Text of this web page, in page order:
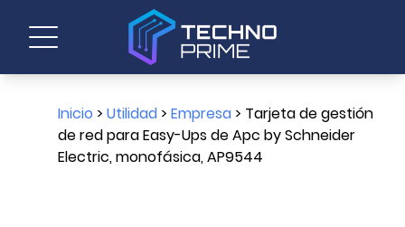
Inicio > Utilidad> Empresa> Tarjeta de gestión
de red para Easy-Ups de Apc by Schneider
Electric, monofásica, AP9544